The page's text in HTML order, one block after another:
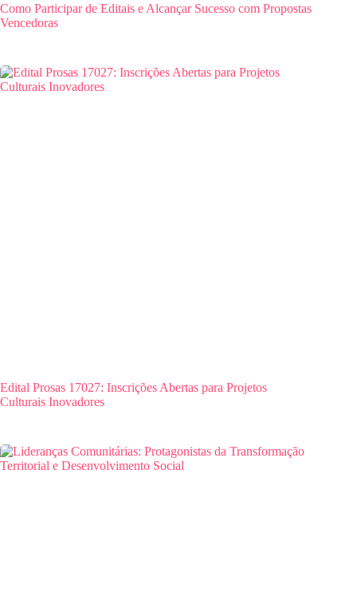
Como Participar de Editais e Alcançar Sucesso com Propostas
Vencedoras
Edital Prosas 17027: Inscrições Abertas para Projetos
Culturais Inovadores